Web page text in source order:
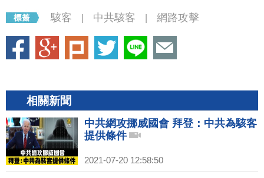
駭客 中共駭客 網路攻擊
相關新聞
中共網攻挪威國會 拜登：中共為駭客
提供條件
2021-07-20 12:58:50